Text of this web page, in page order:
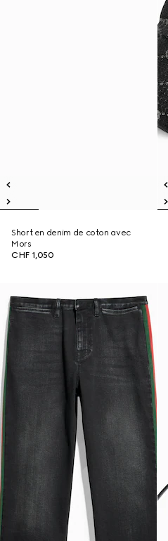
Short en denim de coton avec
Mors
CHF 1,050